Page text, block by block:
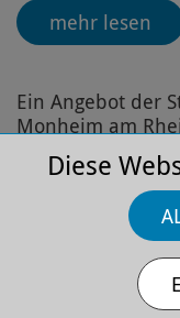
mehr lesen
Ein Angebot der
Monheim am
Diese